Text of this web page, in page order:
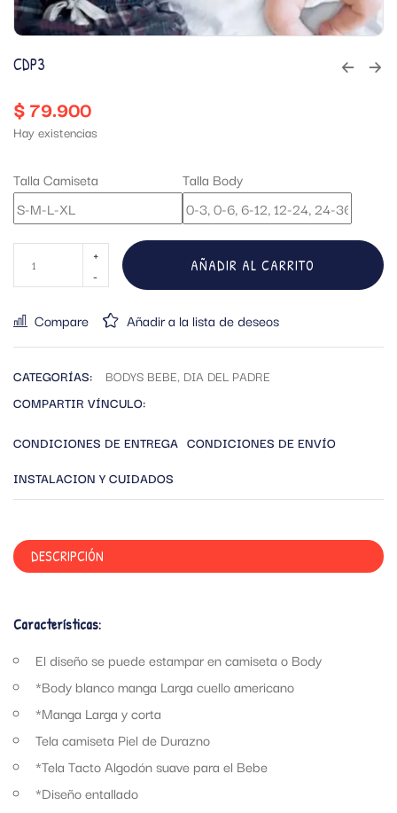
CDP3
$79.900
Hay existencias
Talla Camiseta Talla Body
AÑADIR AL CARRITO
Compare Añadir a la lista de deseos
CATEGORÍAS: BODYS BEBE, DIA DEL PADRE
COMPARTIR VÍNCULO:
CONDICIONES DE ENTREGA CONDICIONES DE ENVÍO
INSTALACION Y CUIDADOS
DESCRIPCIÓN
Características:
El diseño se puede estampar en camiseta o Body
*Body blanco manga Larga cuello americano
*Manga Larga y corta
Tela camiseta Piel de Durazno
*Tela Tacto Algodón suave para el Bebe
*Diseño entallado